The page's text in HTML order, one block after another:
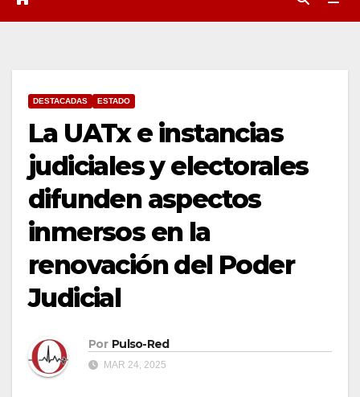
DESTACADAS ESTADO
La UATx e instancias
judiciales y electorales
difunden aspectos
inmersos en la
renovación del Poder
Judicial
Por Pulso-Red
MAR 24, 2025